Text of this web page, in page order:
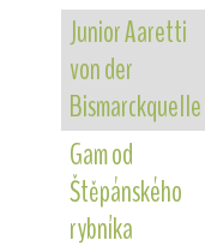
Junior Aaretti
von der
Bismarckquelle
Gam od
Štěpánského
rybníka